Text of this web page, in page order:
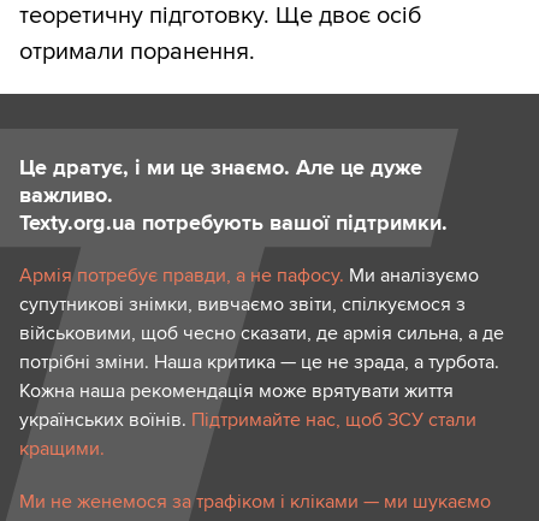
теоретичну підготовку. Ще двоє осіб
отримали поранення.
Це дратує, і ми це знаємо. Але це дуже
важливо.
Texty.org.ua потребують вашої підтримки.
Армія потребує правди, а не пафосу. Ми аналізуємо
супутникові знімки, вивчаємо звіти, спілкуємося з
військовими, щоб чесно сказати, де армія сильна, а де
потрібні зміни. Наша критика — це не зрада, а турбота.
Кожна наша рекомендація може врятувати життя
українських воїнів. Підтримайте нас, щоб ЗСУ стали
кращими.
Ми не женемося за трафіком і кліками — ми шукаємо